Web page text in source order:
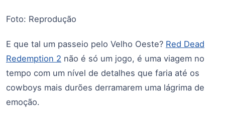
Foto: Reprodução
E que tal um passeio pelo Velho Oeste? Red Dead
Redemption 2 não é só um jogo, é uma viagem no
tempo com um nível de detalhes que faria até os
cowboys mais durões derramarem uma lágrima de
emoção.